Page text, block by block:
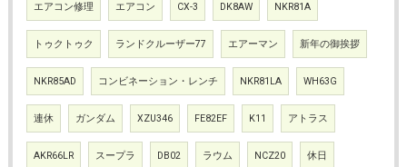
エアコン修理 エアコン CX-3 DK8AW NKR81A
トゥクトゥク ランドクルーザー77 エアーマン 新年の御挨拶
NKR85AD コンビネーション・レンチ NKR81LA WH63G
連休 ガンダム XZU346 FE82EF K11 アトラス
AKR66LR スープラ DB02 ラウム NCZ20 休日